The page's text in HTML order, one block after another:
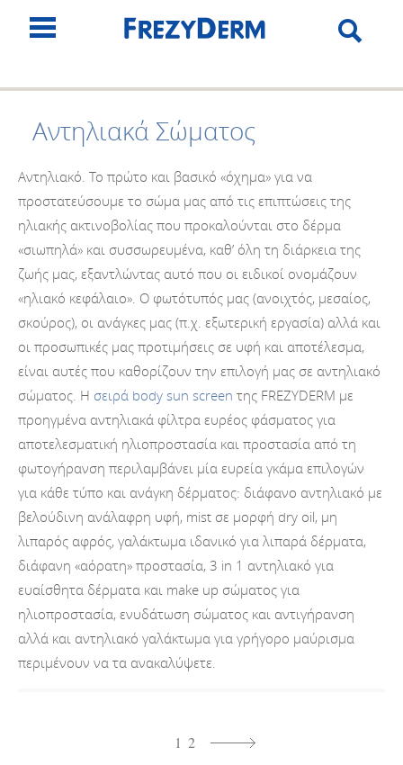
Αντηλιακά Σώματος
Αντηλιακό. Το πρώτο και βασικό «όχημα» για να
προστατεύσουμε το σώμα μας από τις επιπτώσεις της
ηλιακής ακτινοβολίας που προκαλούνται στο δέρμα
«σιωπηλά» και συσσωρευμένα, καθ’ όλη τη διάρκεια της
ζωής μας, εξαντλώντας αυτό που οι ειδικοί ονομάζουν
«ηλιακό κεφάλαιο». Ο φωτότυπός μας (ανοιχτός, μεσαίος,
σκούρος), οι ανάγκες μας (π.χ. εξωτερική εργασία) αλλά και
οι προσωπικές μας προτιμήσεις σε υφή και αποτέλεσμα,
είναι αυτές που καθορίζουν την επιλογή μας σε αντηλιακό
σώματος. Η σειρά body sun screen της FREZYDERM με
προηγμένα αντηλιακά φίλτρα ευρέος φάσματος για
αποτελεσματική ηλιοπροστασία και προστασία από τη
φωτογήρανση περιλαμβάνει μία ευρεία γκάμα επιλογών
για κάθε τύπο και ανάγκη δέρματος: διάφανο αντηλιακό με
βελούδινη ανάλαφρη υφή, mist σε μορφή dry oil, μη
λιπαρός αφρός, γαλάκτωμα ιδανικό για λιπαρά δέρματα,
διάφανη «αόρατη» προστασία, 3 in 1 αντηλιακό για
ευαίσθητα δέρματα και make up σώματος για
ηλιοπροστασία, ενυδάτωση σώματος και αντιγήρανση
αλλά και αντηλιακό γαλάκτωμα για γρήγορο μαύρισμα
περιμένουν να τα ανακαλύψετε.
1 2